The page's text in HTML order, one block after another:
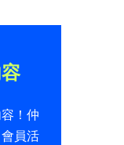
！仲
員活